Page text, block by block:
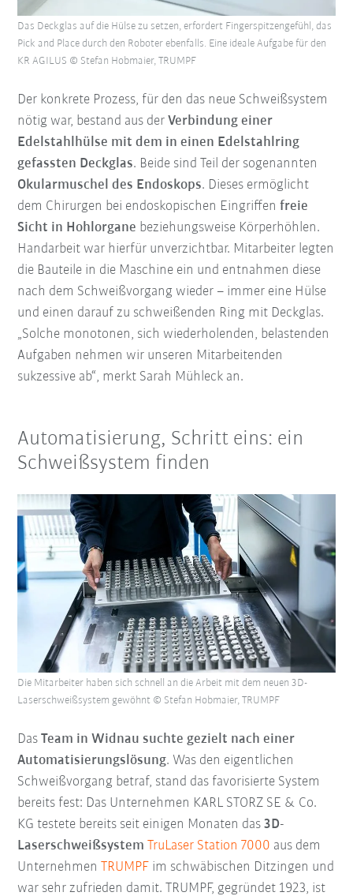
Der konkrete Prozess, für den das neue Schweißsystem
nötig war, bestand aus derVerbindung einer
Edelstahlhülse mit dem in einen Edelstahlring
gefassten Deckglas. Beide sind Teil der sogenannten
Okularmuschel des Endoskops. Dieses ermöglicht
dem Chirurgen bei endoskopischen Eingriffenfreie
Sicht in Hohlorgane beziehungsweise Körperhöhlen.
Handarbeit war hierfür unverzichtbar. Mitarbeiter legten
die Bauteile in die Maschine ein und entnahmen diese
nach dem Schweißvorgang wieder – immer eine Hülse
und einen darauf zu schweißenden Ring mit Deckglas.
„Solche monotonen, sich wiederholenden, belastenden
Aufgaben nehmen wir unseren Mitarbeitenden
sukzessive ab“, merkt Sarah Mühleck an.
Das Deckglas auf die Hülse zu setzen, erfordert Fingerspitzengefühl, das
Pick and Place durch den Roboter ebenfalls. Eine ideale Aufgabe für den
KR AGILUS © Stefan Hobmaier, TRUMPF
Automatisierung, Schritt eins: ein
Schweißsystem finden
DasTeam in Widnau suchte gezielt nach einer
Automatisierungslösung. Was den eigentlichen
Schweißvorgang betraf, stand das favorisierte System
bereits fest: Das Unternehmen KARL STORZ SE & Co.
KG testete bereits seit einigen Monaten das3D-
Laserschweißsystem TruLaser Station 7000 aus dem
Unternehmen TRUMPF im schwäbischen Ditzingen und
war sehr zufrieden damit. TRUMPF, gegründet 1923, ist
Die Mitarbeiter haben sich schnell an die Arbeit mit dem neuen 3D-
Laserschweißsystem gewöhnt © Stefan Hobmaier, TRUMPF